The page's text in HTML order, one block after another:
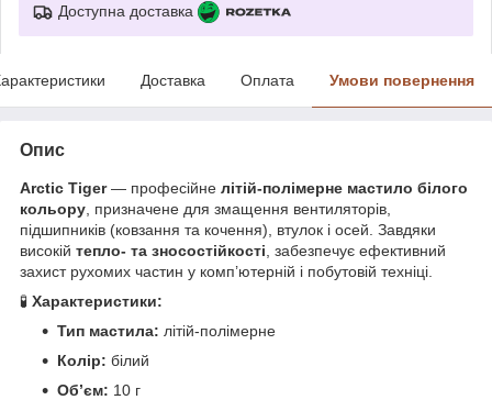
Доступна доставка
Доставка Оплата Умови повернення
Опис
Arctic Tiger— професійне літій-полімерне мастило білого
кольору , призначене для змащення вентиляторів,
підшипників (ковзання та кочення), втулок і осей. Завдяки
високій тепло- та зносостійкості , забезпечує ефективний
захист рухомих частин у комп’ютерній і побутовій техніці.
🧪 Характеристики:
Тип мастила: літій-полімерне
Колір: білий
Обʼєм: 10 г